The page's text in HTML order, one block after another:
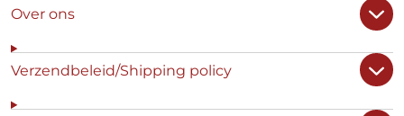
Over ons
Verzendbeleid/Shipping policy